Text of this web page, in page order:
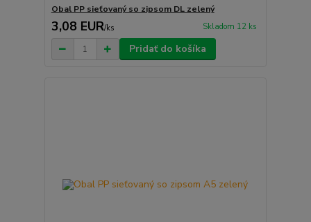
Obal PP sieťovaný so zipsom DL zelený
3,08 EUR/ks Skladom 12 ks
Pridať do košíka